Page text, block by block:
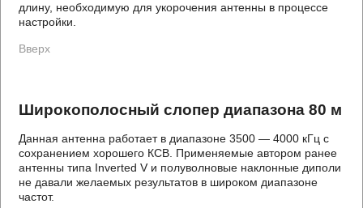
длину, необходимую для укорочения антенны в процессе
настройки.
Вверх
Широкополосный слопер диапазона 80 м
Данная антенна работает в диапазоне 3500 — 4000 кГц с
сохранением хорошего КСВ. Применяемые автором ранее
антенны типа Inverted V и полуволновые наклонные диполи
не давали желаемых результатов в широком диапазоне
частот.